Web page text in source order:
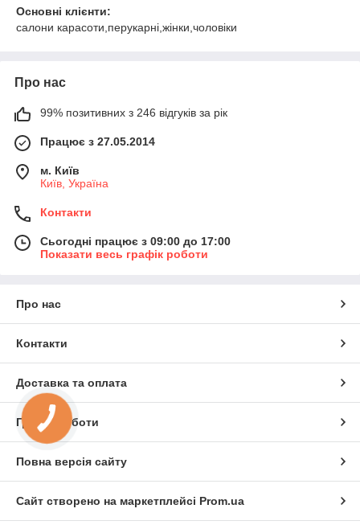
Основні клієнти:
салони карасоти,перукарні,жінки,чоловіки
Про нас
99% позитивних з 246 відгуків за рік
Працює з 27.05.2014
м. Київ
Київ, Україна
Контакти
Сьогодні працює з 09:00 до 17:00
Показати весь графік роботи
Про нас
Контакти
Доставка та оплата
Графік роботи
Повна версія сайту
Сайт створено на маркетплейсі Prom.ua